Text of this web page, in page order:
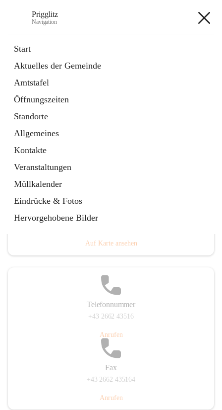
Prigglitz
Navigation
Start
Aktuelles der Gemeinde
Amtstafel
Öffnungszeiten
Standorte
Allgemeines
Kontakte
Veranstaltungen
Müllkalender
Eindrücke & Fotos
Hervorgehobene Bilder
Externe Webseite
in
Tab
Gemeindezeitung
Ordner
öffnet
in
neuem
Tab
Hauptadresse
Auf Karte ansehen
Telefonnummer
+43 2662 43516
Anrufen
Fax
+43 2662 435164
Anrufen